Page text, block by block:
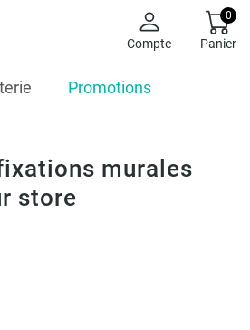
Compte
0
Panier
Promotions
murales
store